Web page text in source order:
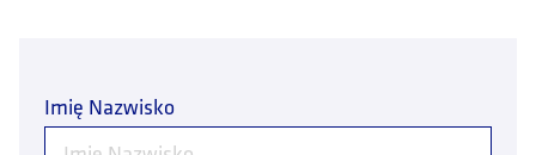
Imię Nazwisko